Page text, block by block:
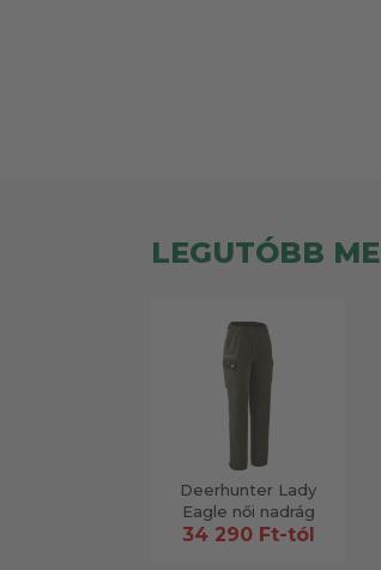
LEGUTÓBB
Deerhunter Lady
Eagle női nadrág
34 290 Ft-tól